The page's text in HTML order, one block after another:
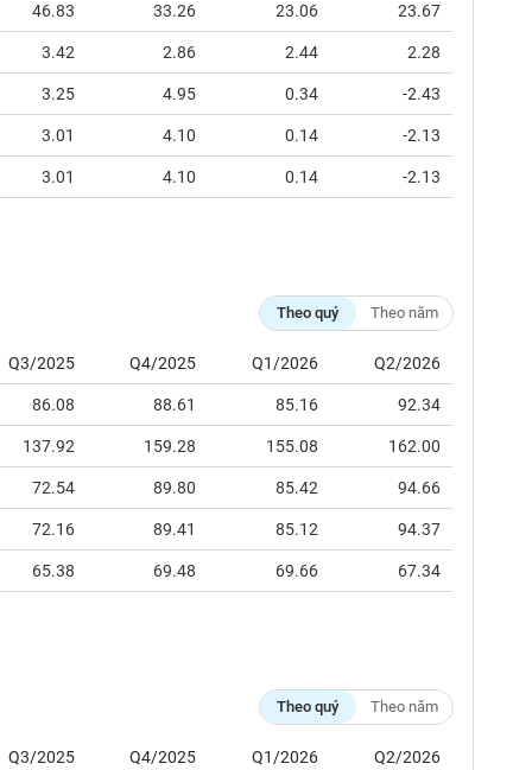
46.83 33.26 23.06 23.67
3.42 2.86 2.44 2.28
3.25 4.95 0.34 -2.43
3.01 4.10 0.14 -2.13
3.01 4.10 0.14 -2.13
Theo quý Theo năm
Q3/2025 Q4/2025 Q1/2026 Q2/2026
86.08 88.61 85.16 92.34
137.92 159.28 155.08 162.00
72.54 89.80 85.42 94.66
72.16 89.41 85.12 94.37
65.38 69.48 69.66 67.34
Theo quý Theo năm
Q3/2025 Q4/2025 Q1/2026 Q2/2026